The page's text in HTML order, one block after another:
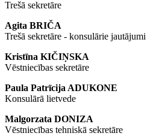
Trešā sekretāre
Agita BRIČA
Trešā sekretāre - konsulārie jautājumi
Kristīna KIČIŅSKA
Vēstniecības sekretāre
Paula Patrīcija ADUKONE
Konsulārā lietvede
Malgorzata DONIZA
Vēstniecības tehniskā sekretāre